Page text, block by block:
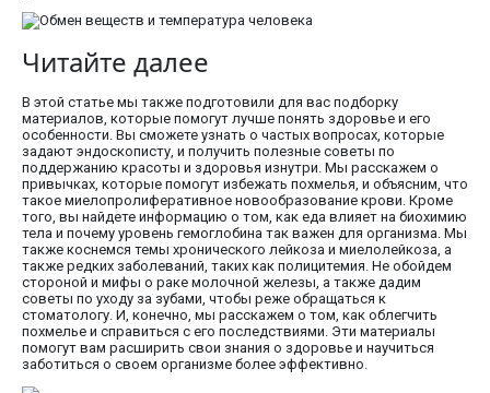
Читайте далее
В этой статье мы также подготовили для вас подборку
материалов, которые помогут лучше понять здоровье и его
особенности. Вы сможете узнать о частых вопросах, которые
задают эндоскописту, и получить полезные советы по
поддержанию красоты и здоровья изнутри. Мы расскажем о
привычках, которые помогут избежать похмелья, и объясним, что
такое миелопролиферативное новообразование крови. Кроме
того, вы найдете информацию о том, как еда влияет на биохимию
тела и почему уровень гемоглобина так важен для организма. Мы
также коснемся темы хронического лейкоза и миелолейкоза, а
также редких заболеваний, таких как полицитемия. Не обойдем
стороной и мифы о раке молочной железы, а также дадим
советы по уходу за зубами, чтобы реже обращаться к
стоматологу. И, конечно, мы расскажем о том, как облегчить
похмелье и справиться с его последствиями. Эти материалы
помогут вам расширить свои знания о здоровье и научиться
заботиться о своем организме более эффективно.